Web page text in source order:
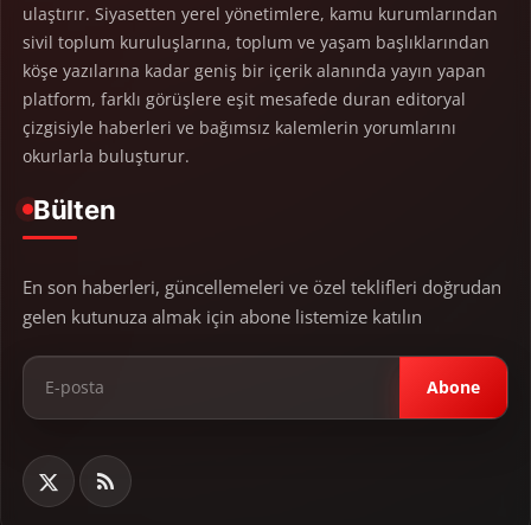
ulaştırır. Siyasetten yerel yönetimlere, kamu kurumlarından
sivil toplum kuruluşlarına, toplum ve yaşam başlıklarından
köşe yazılarına kadar geniş bir içerik alanında yayın yapan
platform, farklı görüşlere eşit mesafede duran editoryal
çizgisiyle haberleri ve bağımsız kalemlerin yorumlarını
okurlarla buluşturur.
Bülten
En son haberleri, güncellemeleri ve özel teklifleri doğrudan
gelen kutunuza almak için abone listemize katılın
Abone